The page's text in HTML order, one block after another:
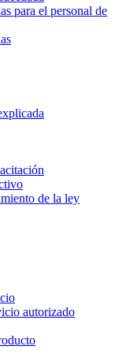
para el personal de
de la ley
autorizado